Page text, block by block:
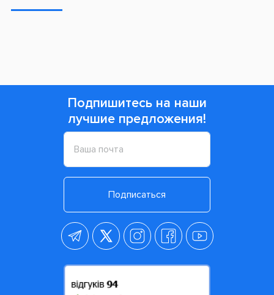
Подпишитесь на наши
лучшие предложения!
Подписаться